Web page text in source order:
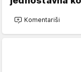
Komentariši